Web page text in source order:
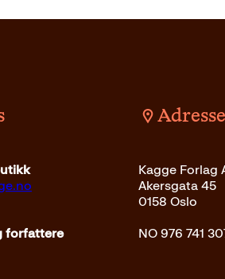
forfattere
Adresse
Kagge Forlag
Akersgata 45
0158 Oslo
NO 976 741